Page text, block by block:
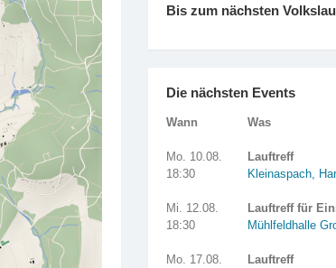
Bis zum nächsten
Die nächsten Events
Wann Was
Mo. 10.08.
18:30
Lauftreff
Kleinaspach,
Mi. 12.08.
18:30
Lauftreff für
Mühlfeldhalle
Mo. 17.08.
Lauftreff